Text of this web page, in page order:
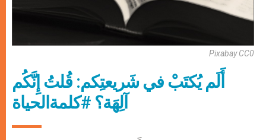
Pixabay CC0
أَلَم يُكتَبْ في شَريعتِكم: قُلتُ إِنَّكُم
آلِهَة؟ #كلمةالحياة